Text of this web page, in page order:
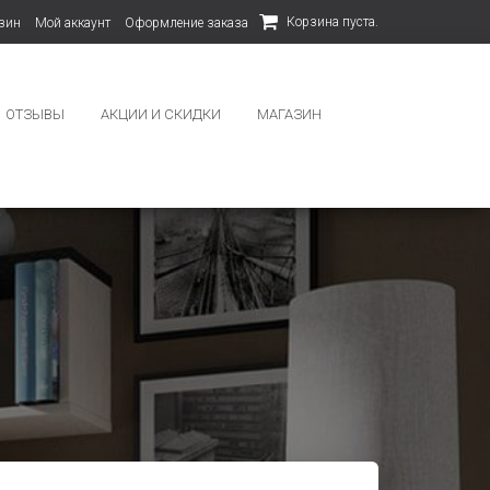
Мой аккаунт Оформление заказа Корзина пуста.
ОТЗЫВЫ АКЦИИ И СКИДКИ МАГАЗИН